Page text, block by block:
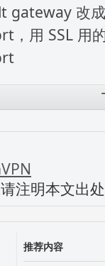
gateway 改
，用 SSL 用
注明本文出
推荐内容